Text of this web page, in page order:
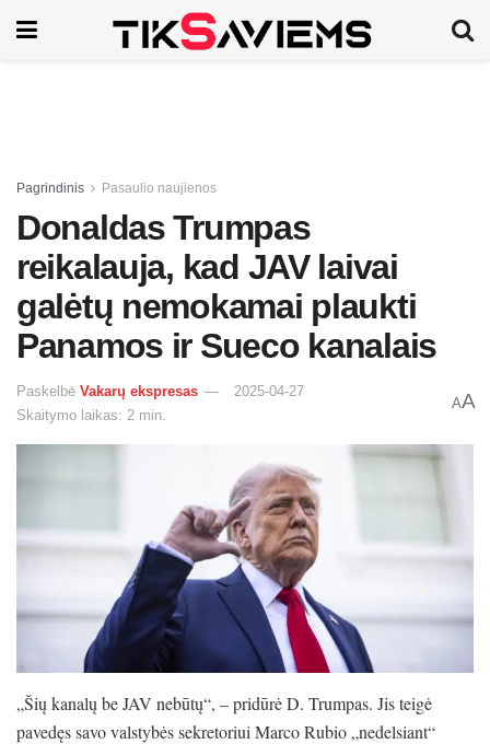
Pagrindinis Pasaulio naujienos
Donaldas Trumpas
reikalauja, kad JAV laivai
galėtų nemokamai plaukti
Panamos ir Sueco kanalais
Paskelbė Vakarų ekspresas
2025-04-27
Skaitymo laikas: 2 min.
AA
„Šių kanalų be JAV nebūtų“, – pridūrė D. Trumpas. Jis teigė
pavedęs savo valstybės sekretoriui Marco Rubio „nedelsiant“